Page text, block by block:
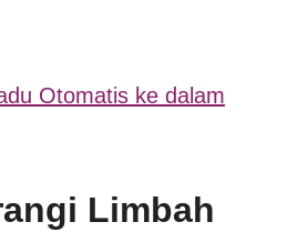
Otomatis ke dalam
Limbah